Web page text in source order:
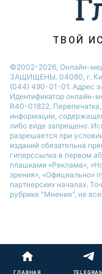
ТВОЙ
©2002-2026, Онлайн-
ЗАЩИЩЕНЫ. 04080, г.
(044) 490-01-01. Адрес
Идентификатор онлайн-
R40-01822.
информации,
либо виде запрещено.
разрешается при
изданий обязательна
гиперссылка в первом
плашками «Реклама»,
зрения», «Официально»
партнерских началах.
рубрике "Мнения", не
ГЛАВНАЯ